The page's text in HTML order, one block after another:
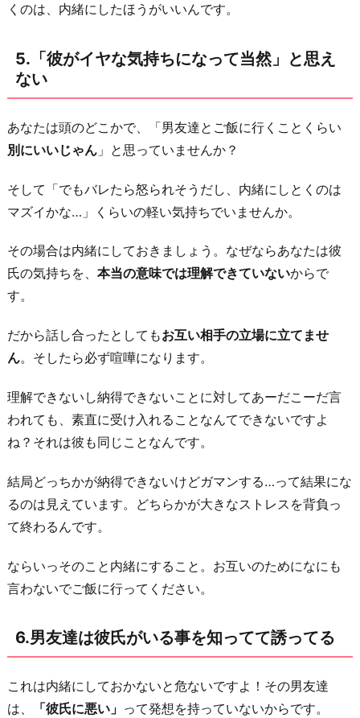
くのは、内緒にしたほうがいいんです。
5.「彼がイヤな気持ちになって当然」と思え
ない
あなたは頭のどこかで、「男友達とご飯に行くことくらい
別にいいじゃん 」と思っていませんか？
そして「でもバレたら怒られそうだし、内緒にしとくのは
マズイかな…」くらいの軽い気持ちでいませんか。
その場合は内緒にしておきましょう。なぜならあなたは彼
氏の気持ちを、 本当の意味では理解できていないからで
す。
だから話し合ったとしてもお互い相手の立場に立てませ
ん。そしたら必ず喧嘩になります。
理解できないし納得できないことに対してあーだこーだ言
われても、素直に受け入れることなんてできないですよ
ね？それは彼も同じことなんです。
結局どっちかが納得できないけどガマンする…って結果にな
るのは見えています。どちらかが大きなストレスを背負っ
て終わるんです。
ならいっそのこと内緒にすること。お互いのためになにも
言わないでご飯に行ってください。
6.男友達は彼氏がいる事を知ってて誘ってる
これは内緒にしておかないと危ないですよ！その男友達
は、
「彼氏に悪い」 って発想を持っていないからです。